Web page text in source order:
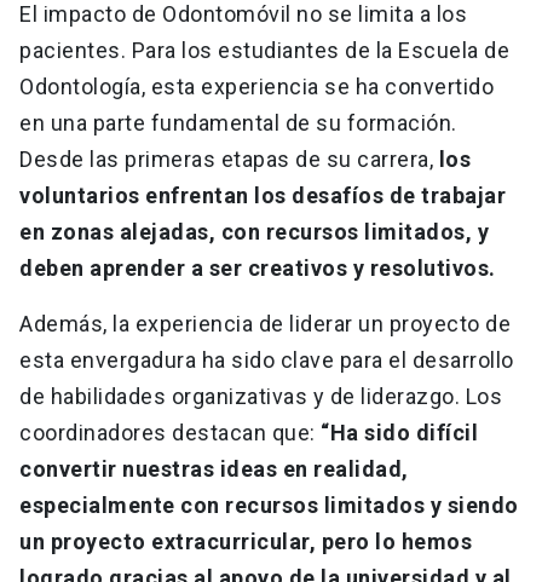
El impacto de Odontomóvil no se limita a los
pacientes. Para los estudiantes de la Escuela de
Odontología, esta experiencia se ha convertido
en una parte fundamental de su formación.
Desde las primeras etapas de su carrera, los
voluntarios enfrentan los desafíos de trabajar
en zonas alejadas, con recursos limitados, y
deben aprender a ser creativos y resolutivos.
Además, la experiencia de liderar un proyecto de
esta envergadura ha sido clave para el desarrollo
de habilidades organizativas y de liderazgo. Los
coordinadores destacan que: “Ha sido difícil
convertir nuestras ideas en realidad,
especialmente con recursos limitados y siendo
un proyecto extracurricular, pero lo hemos